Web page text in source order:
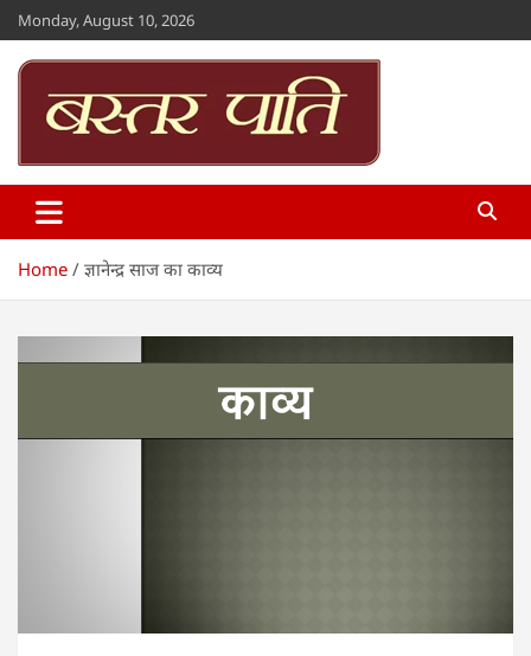
Skip
to
content
Monday, August 10, 2026
Bastar Paati
Home ज्ञानेन्द्र साज का काव्य